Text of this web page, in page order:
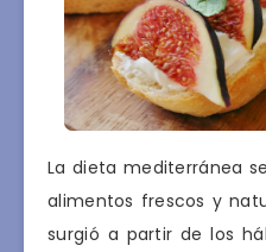
La dieta mediterránea
alimentos frescos y
surgió a partir de los